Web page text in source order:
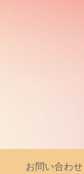
お問い合わせ